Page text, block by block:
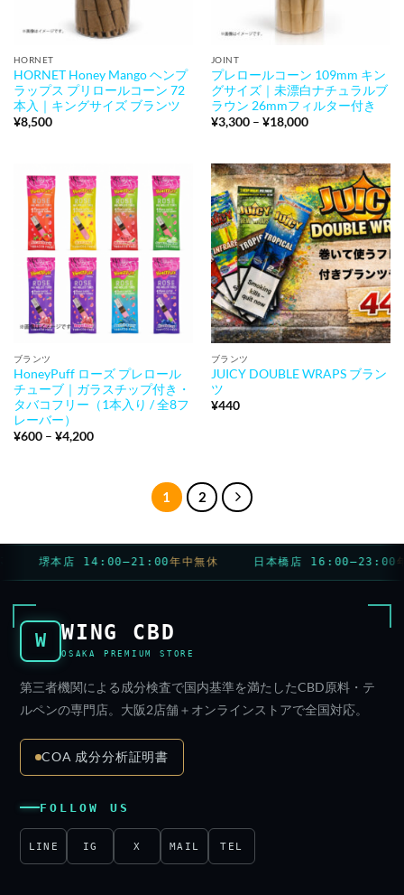
HORNET
HORNET Honey Mango ヘンプ
ラップス プリロールコーン 72
本入｜キングサイズ ブランツ
¥8,500
JOINT
プレロールコーン 109mm キン
グサイズ｜未漂白ナチュラルブ
ラウン 26mmフィルター付き
¥3,300 – ¥18,000価
–
¥18,000
ブランツ
HoneyPuff ローズ プレロール
チューブ｜ガラスチップ付き・
タバコフリー（1本入り / 全8フ
レーバー）
¥600 – ¥4,200価
ブランツ
JUICY DOUBLE WRAPS ブラン
ツ
¥440
1 2
堺本店 14:00–21:00 年中無休 日本橋店 16:00–23:00 年
W WING CBD
OSAKA PREMIUM STORE
第三者機関による成分検査で国内基準を満たしたCBD原料・テ
ルペンの専門店。大阪2店舗＋オンラインストアで全国対応。
COA 成分分析証明書
FOLLOW US
LINE IG X MAIL TEL